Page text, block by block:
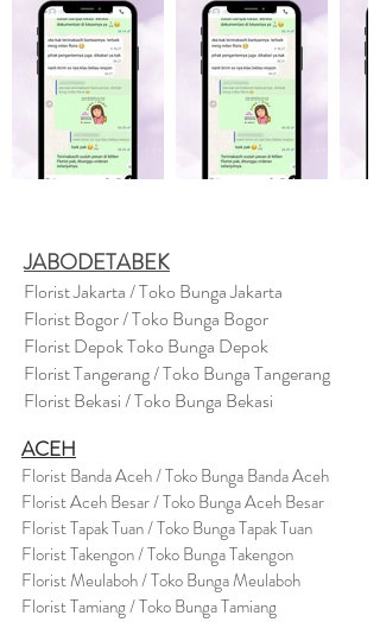
JABODETABEK
Florist Jakarta / Toko Bunga Jakarta
Florist Bogor / Toko Bunga Bogor
Florist Depok Toko Bunga Depok
Florist Tangerang / Toko Bunga Tangerang
Florist Bekasi / Toko Bunga Bekasi
ACEH
Florist Banda Aceh / Toko Bunga Banda Aceh
Florist Aceh Besar / Toko Bunga Aceh Besar
Florist Tapak Tuan / Toko Bunga Tapak Tuan
Florist Takengon / Toko Bunga Takengon
Florist Meulaboh / Toko Bunga Meulaboh
Florist Tamiang / Toko Bunga Tamiang